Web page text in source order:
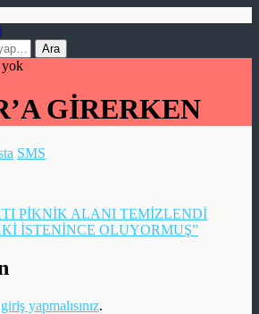
yok
GİRERKEN
SMS
PİKNİK ALANI TEMİZLENDİ
İSTENİNCE OLUYORMUŞ”
giriş yapmalısınız.